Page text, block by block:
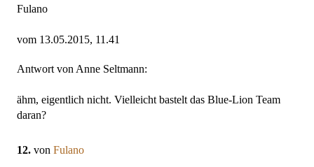
Fulano
vom 13.05.2015, 11.41
Antwort von Anne Seltmann:
ähm, eigentlich nicht. Vielleicht bastelt das Blue-Lion Team
daran?
12. von Fulano